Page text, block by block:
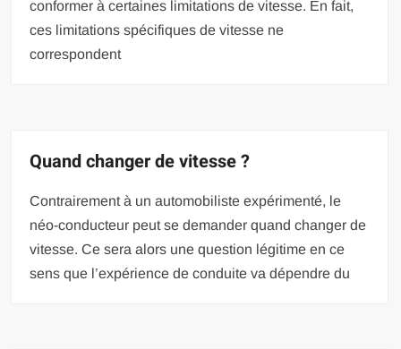
conformer à certaines limitations de vitesse. En fait,
ces limitations spécifiques de vitesse ne
correspondent
Quand changer de vitesse ?
Contrairement à un automobiliste expérimenté, le
néo-conducteur peut se demander quand changer de
vitesse. Ce sera alors une question légitime en ce
sens que l’expérience de conduite va dépendre du